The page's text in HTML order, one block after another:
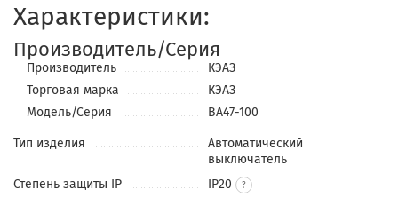
Характеристики:
Производитель/Серия
Производитель
КЭАЗ
Торговая марка
КЭАЗ
Модель/Серия
ВА47-100
Тип изделия
Автоматический
выключатель
Степень защиты IP
IP20